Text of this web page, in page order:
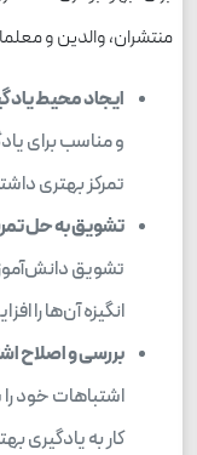
منتشران، والدین و
ایجاد محیط
و مناسب برای
تمرکز بهتری
تشویق به حل
تشویق
انگیزه آن‌ها را
بررسی و اصلاح
اشتباهات خود را
کار به یادگیری